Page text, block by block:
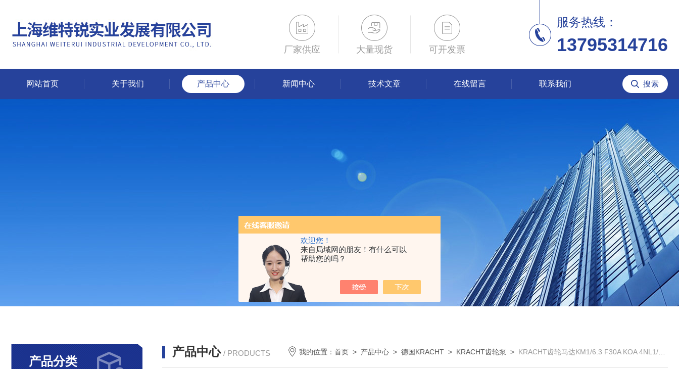
欢迎您！
来自局域网的朋友！有什么可以
帮助您的吗？
厂家供应 大量现货 可开发票
服务热线：
13795314716
网站首页 关于我们 产品中心 新闻中心 技术文章 在线留言 联系我们
产品分类
产品中心 / PRODUCTS 我的位置：首页 > 产品中心 >德国KRACHT > KRACHT齿轮泵 > KRACHT齿轮马达KM1/6.3 F30A KOA 4NL1/386